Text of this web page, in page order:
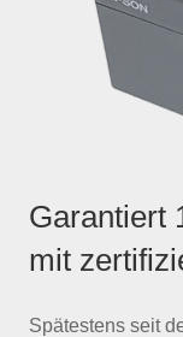
Garantiert
mit
Spätestens seit